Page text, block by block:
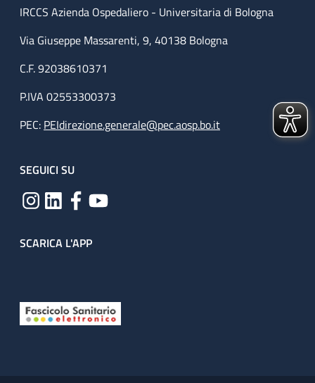
IRCCS Azienda Ospedaliero - Universitaria di Bologna
Via Giuseppe Massarenti, 9, 40138 Bologna
C.F. 92038610371
P.IVA 02553300373
PEC: PEIdirezione.generale@pec.aosp.bo.it
SEGUICI SU
SCARICA L'APP